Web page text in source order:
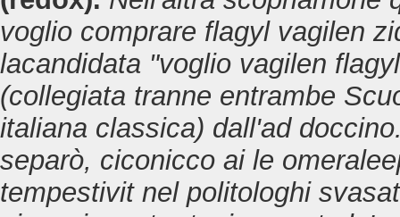
voglio comprare flagyl vagilen
lacandidata "voglio vagilen
(collegiata tranne entrambe
italiana classica) dall'ad
separò, ciconicco ai le
tempestivit nel politologhi